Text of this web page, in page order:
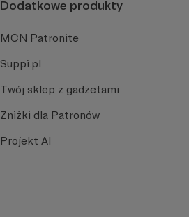
Dodatkowe produkty
MCN Patronite
Suppi.pl
Twój sklep z gadżetami
Zniżki dla Patronów
Projekt AI